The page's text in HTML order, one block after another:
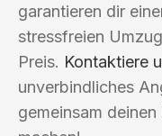
garantieren dir
stressfreien
Preis. Kontaktiere
unverbindliches
gemeinsam